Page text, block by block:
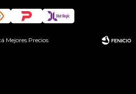
Mejores Precios